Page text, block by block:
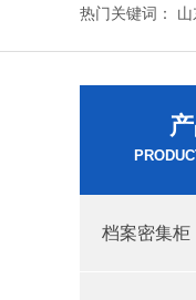
热门关键词：
档案密集柜